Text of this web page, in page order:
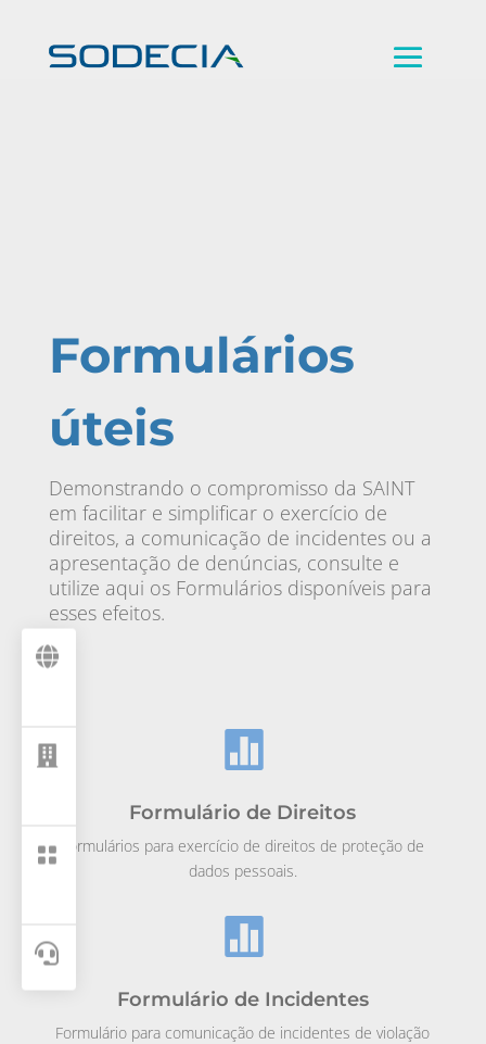




Formulários
úteis
Demonstrando o compromisso da SAINT
em facilitar e simplificar o exercício de
direitos, a comunicação de incidentes ou a
apresentação de denúncias, consulte e
utilize aqui os Formulários disponíveis para
esses efeitos.

Formulário de Direitos
Formulários para exercício de direitos de proteção de
dados pessoais.

Formulário de Incidentes
Formulário para comunicação de incidentes de violação